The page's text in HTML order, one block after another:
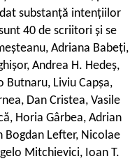
substanță intențiilor
40 de scriitori și se
Adriana Babeți,
Andrea H. Hedeș,
Butnaru, Liviu Capșa,
Dan Cristea, Vasile
Horia Gârbea, Adrian
Bogdan Lefter, Nicolae
Mitchievici, Ioan T.